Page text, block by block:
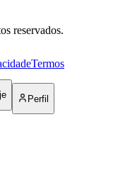
reservados.
Termos
Perfil